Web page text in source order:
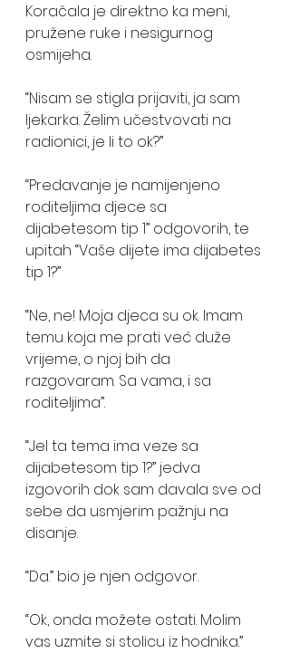
Koračala je direktno ka meni,
pružene ruke i nesigurnog
osmijeha.
“Nisam se stigla prijaviti, ja sam
ljekarka. Želim učestvovati na
radionici, je li to ok?”
“Predavanje je namijenjeno
roditeljima djece sa
dijabetesom tip 1” odgovorih, te
upitah “Vaše dijete ima dijabetes
tip 1?”
“Ne, ne! Moja djeca su ok. Imam
temu koja me prati već duže
vrijeme, o njoj bih da
razgovaram. Sa vama, i sa
roditeljima”.
“Jel ta tema ima veze sa
dijabetesom tip 1?” jedva
izgovorih dok sam davala sve od
sebe da usmjerim pažnju na
disanje.
“Da.” bio je njen odgovor.
“Ok, onda možete ostati. Molim
vas uzmite si stolicu iz hodnika.”